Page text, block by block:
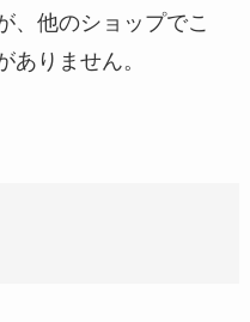
、他のショップでこ
ありません。